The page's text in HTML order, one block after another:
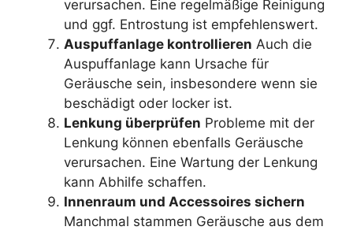
verursachen. Eine regelmäßige Reinigung
und ggf. Entrostung ist empfehlenswert.
Auspuffanlage kontrollieren Auch die
Auspuffanlage kann Ursache für
Geräusche sein, insbesondere wenn sie
beschädigt oder locker ist.
Lenkung überprüfen Probleme mit der
Lenkung können ebenfalls Geräusche
verursachen. Eine Wartung der Lenkung
kann Abhilfe schaffen.
Innenraum und Accessoires sichern
Manchmal stammen Geräusche aus dem